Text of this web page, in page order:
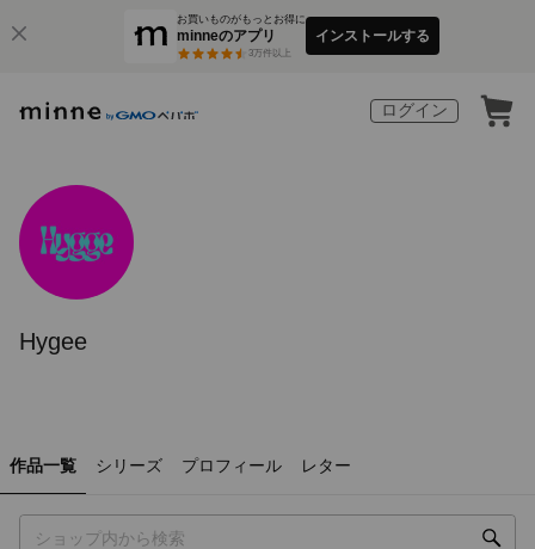
お買いものがもっとお得に
minneのアプリ
3万件以上
インストールする
ログイン
Hygee
作品一覧 シリーズ プロフィール レター